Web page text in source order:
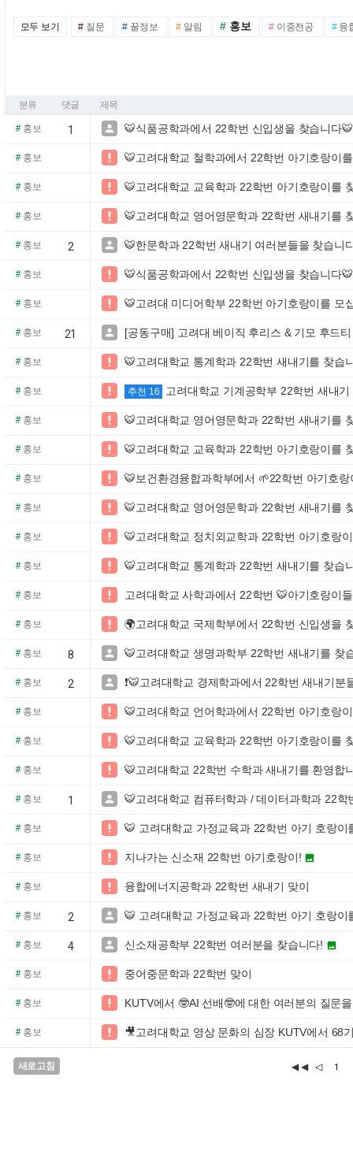
모두 보기 # 질문 # 꿀정보 #알림 # 홍보 # 이중전공 #융
분류 댓글 제목
#홍보 1  🐯식품공학과에서 22학번 신입생을 찾습니다
#홍보  🐯고려대학교 철학과에서 22학번 아기호랑이
#홍보  🐯고려대학교 교육학과 22학번 아기호랑이를
#홍보  🐯고려대학교 영어영문학과 22학번 새내기를
#홍보 2  🐯한문학과 22학번 새내기 여러분들을 찾습니
#홍보  🐯식품공학과에서 22학번 신입생을 찾습니다
#홍보  🐯고려대 미디어학부 22학번 아기호랑이를 모
#홍보 21  [공동구매] 고려대 베이직 후리스 & 기모 후드
#홍보  🐯고려대학교 통계학과 22학번 새내기를 찾습
#홍보  추천 16 고려대학교 기계공학부 22학번 새내기
#홍보  🐯고려대학교 영어영문학과 22학번 새내기를
#홍보  🐯고려대학교 교육학과 22학번 아기호랑이를
#홍보  🐯보건환경융합과학부에서 🌱22학번 아기호
#홍보  🐯고려대학교 영어영문학과 22학번 새내기를
#홍보  🐯고려대학교 정치외교학과 22학번 아기호랑
#홍보  🐯고려대학교 통계학과 22학번 새내기를 찾습
#홍보  고려대학교 사학과에서 22학번 🐯아기호랑이
#홍보  🌍고려대학교 국제학부에서 22학번 신입생을
#홍보 8  🐯고려대학교 생명과학부 22학번 새내기를 찾
#홍보 2  ❗🐯고려대학교 경제학과에서 22학번 새내기분
#홍보  🐯고려대학교 언어학과에서 22학번 아기호랑
#홍보  🐯고려대학교 교육학과 22학번 아기호랑이를
#홍보  🐯고려대학교 22학번 수학과 새내기를 환영합
#홍보 1  🐯고려대학교 컴퓨터학과 / 데이터과학과 22
#홍보  🐯 고려대학교 가정교육과 22학번 아기 호랑이
#홍보  지나가는 신소재 22학번 아기호랑이! 
#홍보  융합에너지공학과 22학번 새내기 맞이
#홍보 2  🐯 고려대학교 가정교육과 22학번 아기 호랑이
#홍보 4  신소재공학부 22학번 여러분을 찾습니다! 
#홍보  중어중문학과 22학번 맞이
#홍보  KUTV에서 🤓AI 선배🤓에 대한 여러분의 질문
#홍보  🎥고려대학교 영상 문화의 심장 KUTV에서 68
새로고침 ◀◀ ◁ 1